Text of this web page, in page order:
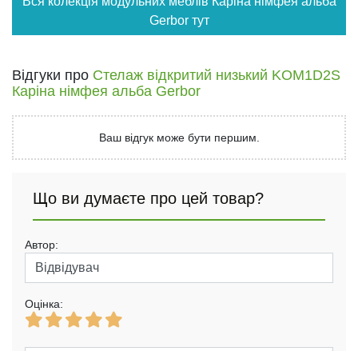
Gerbor тут
Відгуки про Стелаж відкритий низький KOM1D2S
Каріна німфея альба Gerbor
Ваш відгук може бути першим.
Що ви думаєте про цей товар?
Автор:
Оцінка: